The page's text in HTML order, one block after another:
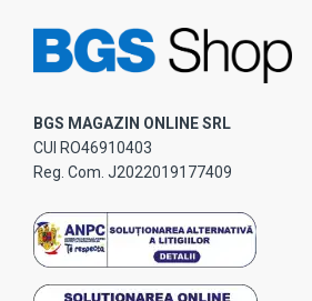
BGS MAGAZIN ONLINE SRL
CUI RO46910403
Reg. Com. J2022019177409